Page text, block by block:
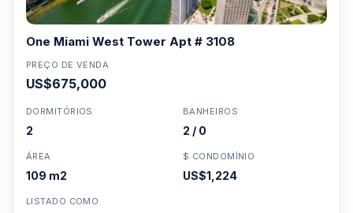
One Miami West Tower Apt # 3108
PREÇO DE VENDA
US$675,000
DORMITÓRIOS
2
BANHEIROS
2 / 0
ÁREA
109 m2
$ CONDOMÍNIO
US$1,224
LISTADO COMO